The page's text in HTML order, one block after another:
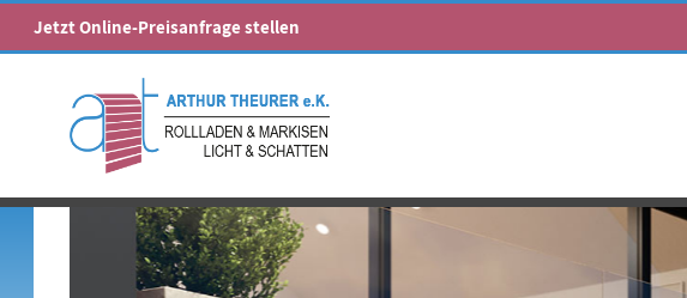
Jetzt Online-Preisanfrage stellen